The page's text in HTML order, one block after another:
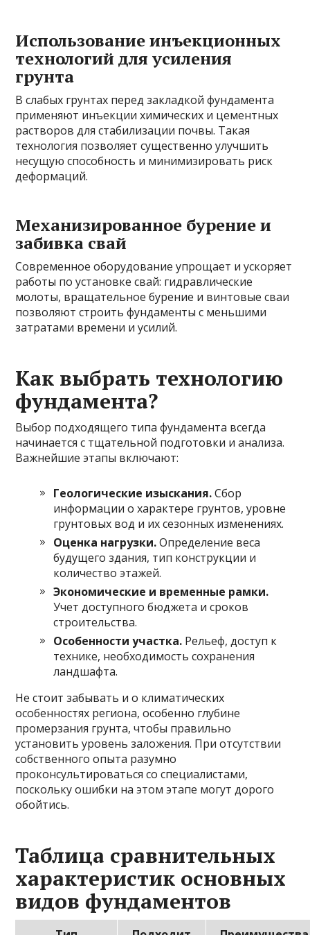
Использование инъекционных
технологий для усиления
грунта
В слабых грунтах перед закладкой фундамента
применяют инъекции химических и цементных
растворов для стабилизации почвы. Такая
технология позволяет существенно улучшить
несущую способность и минимизировать риск
деформаций.
Механизированное бурение и
забивка свай
Современное оборудование упрощает и ускоряет
работы по установке свай: гидравлические
молоты, вращательное бурение и винтовые сваи
позволяют строить фундаменты с меньшими
затратами времени и усилий.
Как выбрать технологию
фундамента?
Выбор подходящего типа фундамента всегда
начинается с тщательной подготовки и анализа.
Важнейшие этапы включают:
Геологические изыскания.Сбор
информации о характере грунтов, уровне
грунтовых вод и их сезонных изменениях.
Оценка нагрузки.Определение веса
будущего здания, тип конструкции и
количество этажей.
Экономические и временные рамки.
Учет доступного бюджета и сроков
строительства.
Особенности участка. Рельеф, доступ к
технике, необходимость сохранения
ландшафта.
Не стоит забывать и о климатических
особенностях региона, особенно глубине
промерзания грунта, чтобы правильно
установить уровень заложения. При отсутствии
собственного опыта разумно
проконсультироваться со специалистами,
поскольку ошибки на этом этапе могут дорого
обойтись.
Таблица сравнительных
характеристик основных
видов фундаментов